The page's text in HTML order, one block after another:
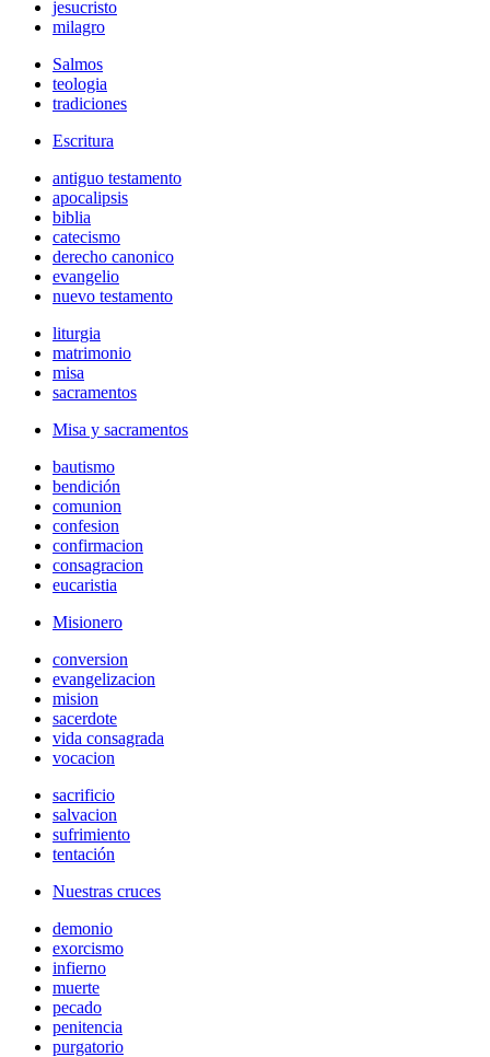
jesucristo
milagro
Salmos
teologia
tradiciones
Escritura
antiguo testamento
apocalipsis
biblia
catecismo
derecho canonico
evangelio
nuevo testamento
liturgia
matrimonio
misa
sacramentos
Misa y sacramentos
bautismo
bendición
comunion
confesion
confirmacion
consagracion
eucaristia
Misionero
conversion
evangelizacion
mision
sacerdote
vida consagrada
vocacion
sacrificio
salvacion
sufrimiento
tentación
Nuestras cruces
demonio
exorcismo
infierno
muerte
pecado
penitencia
purgatorio